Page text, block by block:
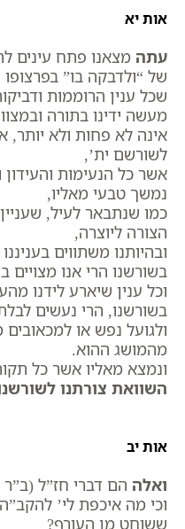
אות יא
עתה מצאנו פתח עינים
של “ולדבקה בו”
שכל ענין הרוממות
מעשה ידינו בתורה
אינה לא פחות ולא
לשורשם ית’,
אשר כל הנעימות
נמשך טבעי מאליו,
כמו שנתבאר לעיל,
הצורה ליוצרה,
ובהיותנו משתווים
בשורשנו הרי אנו מצויים
וכל ענין שיארע לידנו
בשורשנו, הרי נעשים
ולגועל נפש או
מהמושג ההוא.
ונמצא מאליו אשר כל
השוואת צורתנו
אות יב
ואלה הם דברי חז”ל
וכי מה איכפת לי’
ששוחט מן העורף?